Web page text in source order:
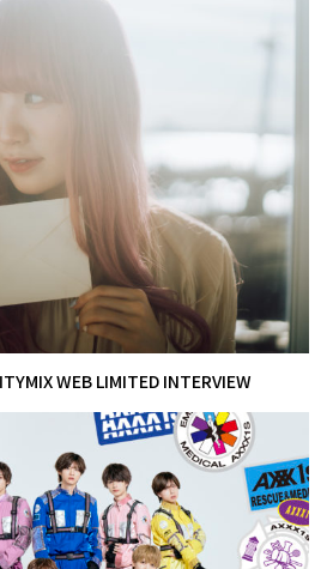
WEB LIMITED INTERVIEW